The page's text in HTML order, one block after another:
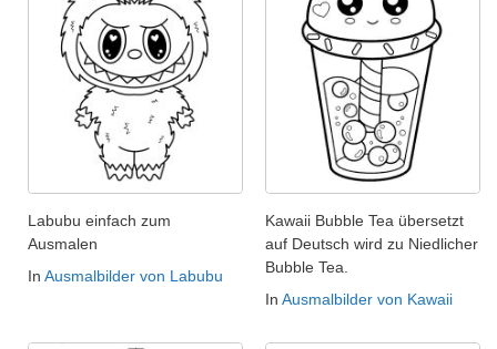
Labubu einfach zum
Ausmalen
In Ausmalbilder von Labubu
Kawaii Bubble Tea übersetzt
auf Deutsch wird zu Niedlicher
Bubble Tea.
In Ausmalbilder von Kawaii